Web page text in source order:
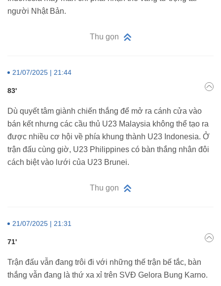
người Nhật Bản.
Thu gọn
21/07/2025 | 21:44
83'
Dù quyết tâm giành chiến thắng để mở ra cánh cửa vào
bán kết nhưng các cầu thủ U23 Malaysia không thể tạo ra
được nhiều cơ hội về phía khung thành U23 Indonesia. Ở
trận đấu cùng giờ, U23 Philippines có bàn thắng nhân đôi
cách biệt vào lưới của U23 Brunei.
Thu gọn
21/07/2025 | 21:31
71'
Trận đấu vẫn đang trôi đi với những thế trận bế tắc, bàn
thắng vẫn đang là thứ xa xỉ trên SVĐ Gelora Bung Karno.